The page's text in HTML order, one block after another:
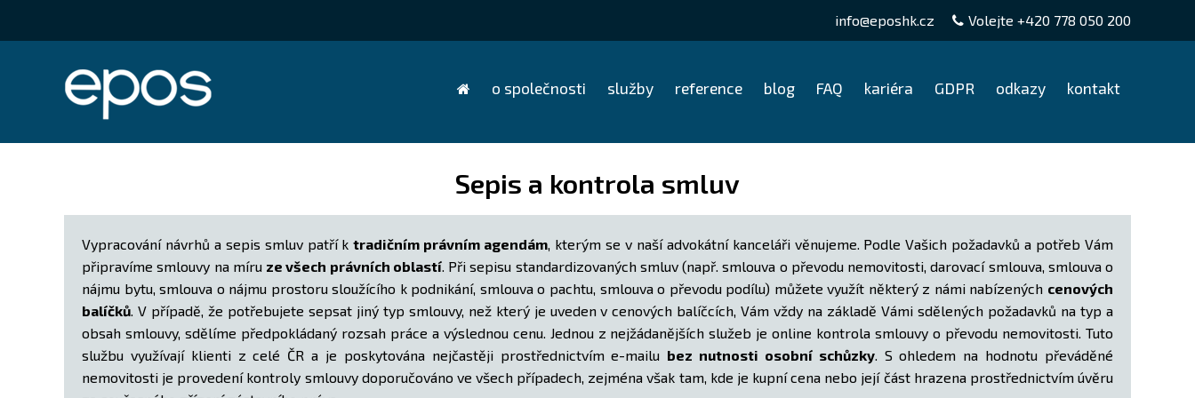
Volejte +420 778 050 200
info@eposhk.cz
o společnosti služby reference blog FAQ kariéra GDPR odkazy kontakt
Sepis a kontrola smluv
Vypracování návrhů a sepis smluv patří ktradičním právním agendám, kterým se v naší advokátní kanceláři věnujeme. Podle Vašich požadavků a potřeb Vám
připravíme smlouvy na míru ze všech právních oblastí. Při sepisu standardizovaných smluv (např. smlouva o převodu nemovitosti, darovací smlouva, smlouva o
nájmu bytu, smlouva o nájmu prostoru sloužícího k podnikání, smlouva o pachtu, smlouva o převodu podílu) můžete využít některý z námi nabízených cenových
balíčků. V případě, že potřebujete sepsat jiný typ smlouvy, než který je uveden v cenových balíčcích, Vám vždy na základě Vámi sdělených požadavků na typ a
obsah smlouvy, sdělíme předpokládaný rozsah práce a výslednou cenu. Jednou z nejžádanějších služeb je online kontrola smlouvy o převodu nemovitosti. Tuto
službu využívají klienti z celé ČR a je poskytována nejčastěji prostřednictvím e-mailu bez nutnosti osobní schůzky. S ohledem na hodnotu převáděné
nemovitosti je provedení kontroly smlouvy doporučováno ve všech případech, zejména však tam, kde je kupní cena nebo její část hrazena prostřednictvím úvěru